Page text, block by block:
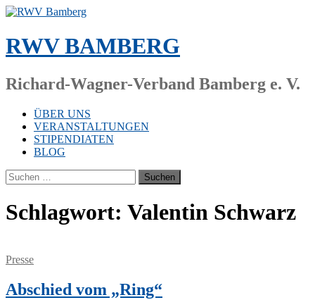
Zum
springen
RWV BAMBERG
Richard-Wagner-Verband Bamberg e. V.
ÜBER UNS
VERANSTALTUNGEN
STIPENDIATEN
BLOG
Suchen
nach:
Schlagwort: Valentin Schwarz
Presse
Abschied vom „Ring“